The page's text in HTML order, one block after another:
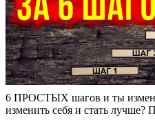
6 ПРОСТЫХ шагов и ты
изменить себя и стать лучше?